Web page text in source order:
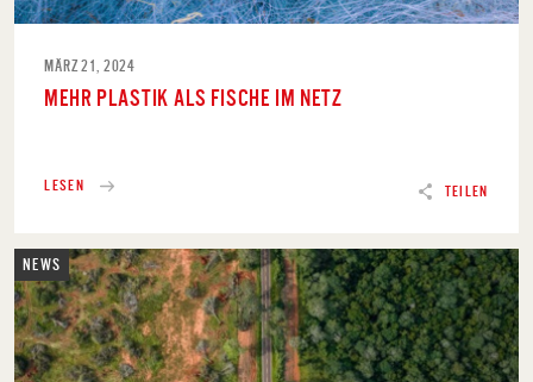
TEILEN
MÄRZ 21, 2024
MEHR PLASTIK ALS FISCHE IM NETZ
LESEN
NEWS